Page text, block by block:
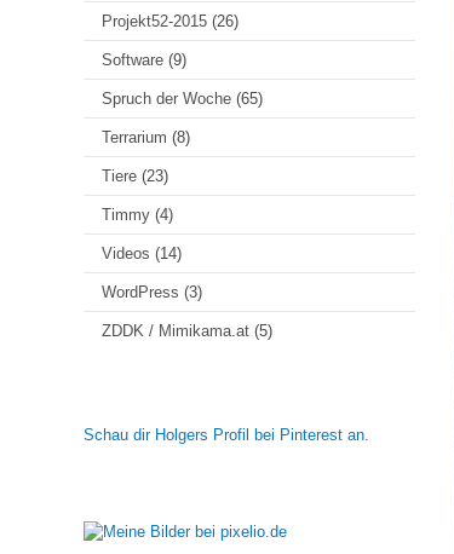
Projekt52-2015 (26)
Software (9)
Spruch der Woche (65)
Terrarium (8)
Tiere (23)
Timmy (4)
Videos (14)
WordPress (3)
ZDDK / Mimikama.at (5)
Schau dir Holgers Profil bei Pinterest an.